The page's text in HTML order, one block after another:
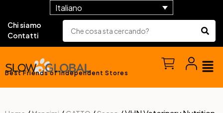
Italiano
Chi siamo
Contatti
Best Friends of Independent Stores